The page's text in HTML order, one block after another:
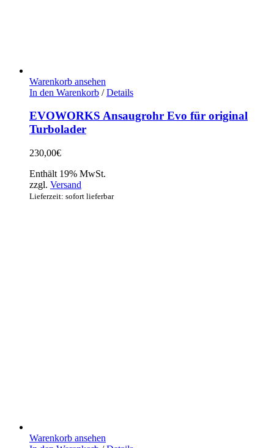
Warenkorb ansehen
In den Warenkorb / Details
EVOWORKS Ansaugrohr Evo für original
Turbolader
230,00€
Enthält 19% MwSt.
zzgl. Versand
Lieferzeit: sofort lieferbar
Warenkorb ansehen